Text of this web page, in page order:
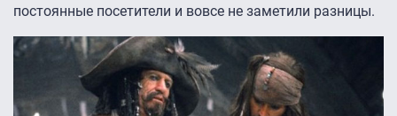
постоянные посетители и вовсе не заметили разницы.